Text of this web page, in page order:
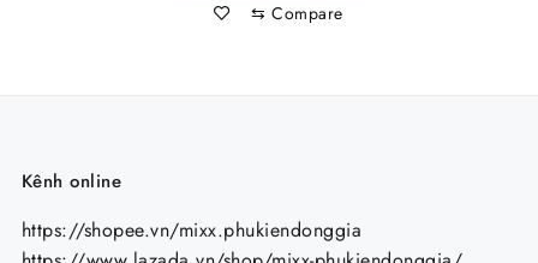
⇆ Compare
Kênh online
https://shopee.vn/mixx.phukiendonggia